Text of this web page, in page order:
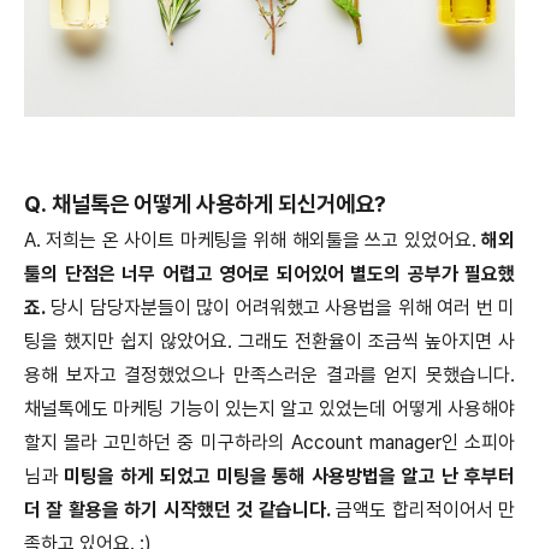
Q. 채널톡은 어떻게 사용하게 되신거에요?
A. 저희는 온 사이트 마케팅을 위해 해외툴을 쓰고 있었어요. 해외
툴의 단점은 너무 어렵고 영어로 되어있어 별도의 공부가 필요했
죠. 당시 담당자분들이 많이 어려워했고 사용법을 위해 여러 번 미
팅을 했지만 쉽지 않았어요. 그래도 전환율이 조금씩 높아지면 사
용해 보자고 결정했었으나 만족스러운 결과를 얻지 못했습니다.
채널톡에도 마케팅 기능이 있는지 알고 있었는데 어떻게 사용해야
할지 몰라 고민하던 중 미구하라의 Account manager인 소피아
님과 미팅을 하게 되었고 미팅을 통해 사용방법을 알고 난 후부터
더 잘 활용을 하기 시작했던 것 같습니다.금액도 합리적이어서 만
족하고 있어요. :)